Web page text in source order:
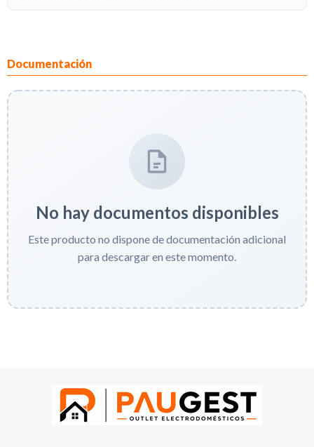
Documentación
No hay documentos disponibles
Este producto no dispone de documentación adicional
para descargar en este momento.